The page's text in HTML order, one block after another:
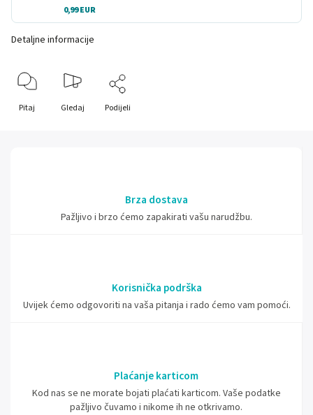
0,99 EUR
Detaljne informacije
Pitaj Gledaj Podijeli
Brza dostava
Pažljivo i brzo ćemo zapakirati vašu narudžbu.
Korisnička podrška
Uvijek ćemo odgovoriti na vaša pitanja i rado ćemo vam pomoći.
Plaćanje karticom
Kod nas se ne morate bojati plaćati karticom. Vaše podatke
pažljivo čuvamo i nikome ih ne otkrivamo.